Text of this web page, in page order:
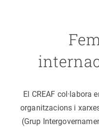
El CREAF
organitzacions i
(Grup